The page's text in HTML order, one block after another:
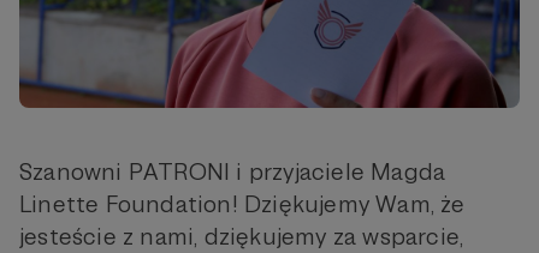
Szanowni PATRONI i przyjaciele Magda
Linette Foundation! Dziękujemy Wam, że
jesteście z nami, dziękujemy za wsparcie,